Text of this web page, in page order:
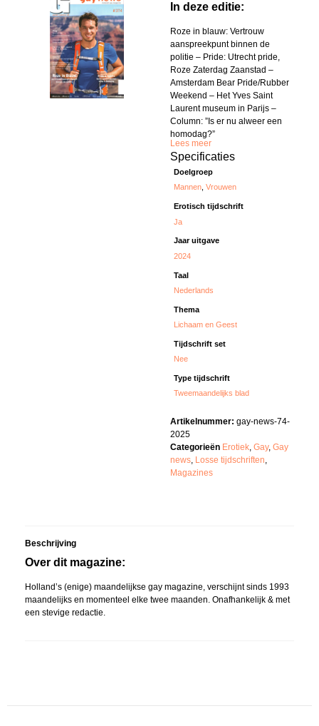
In deze editie:
Roze in blauw: Vertrouw
aanspreekpunt binnen de
politie – Pride: Utrecht pride,
Roze Zaterdag Zaanstad –
Amsterdam Bear Pride/Rubber
Weekend – Het Yves Saint
Laurent museum in Parijs –
Column: ”Is er nu alweer een
homodag?”
Lees meer
Specificaties
Doelgroep
Mannen,Vrouwen
Erotisch tijdschrift
Ja
Jaar uitgave
2024
Taal
Nederlands
Thema
Lichaam en Geest
Tijdschrift set
Nee
Type tijdschrift
Tweemaandelijks blad
Artikelnummer: gay-news-74-
2025
Categorieën Erotiek, Gay, Gay
news, Losse tijdschriften,
Magazines
Beschrijving
Over dit magazine:
Holland’s (enige) maandelijkse gay magazine, verschijnt sinds 1993
maandelijks en momenteel elke twee maanden. Onafhankelijk & met
een stevige redactie.